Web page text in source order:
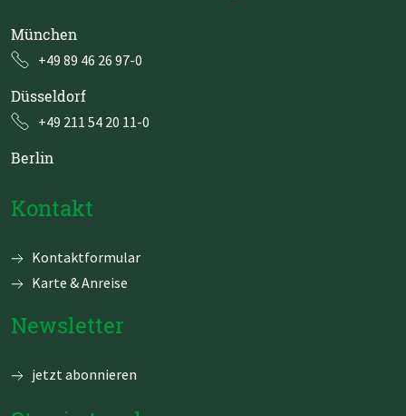
München
+49 89 46 26 97-0
Düsseldorf
+49 211 54 20 11-0
Berlin
Kontakt
Navigation
Kontaktformular
Karte & Anreise
Newsletter
jetzt abonnieren